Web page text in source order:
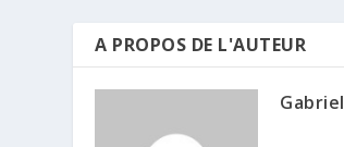
A PROPOS DE L'AUTEUR
Gabriel